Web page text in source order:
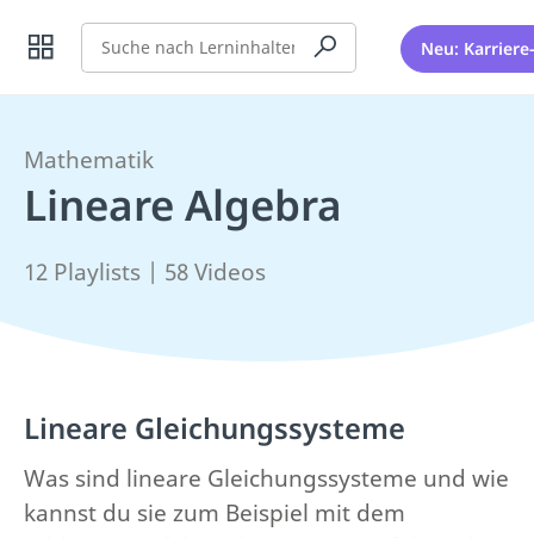
Suche Neu:
Mathematik
Lineare Algebra
12 Playlists | 58 Videos
Lineare Gleichungssysteme
Was sind lineare Gleichungssysteme und wie
kannst du sie zum Beispiel mit dem